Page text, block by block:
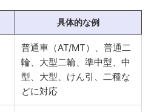
具体的な例
普通車（AT/MT）、普通二
輪、大型二輪、準中型、中
型、大型、けん引、二種な
どに対応